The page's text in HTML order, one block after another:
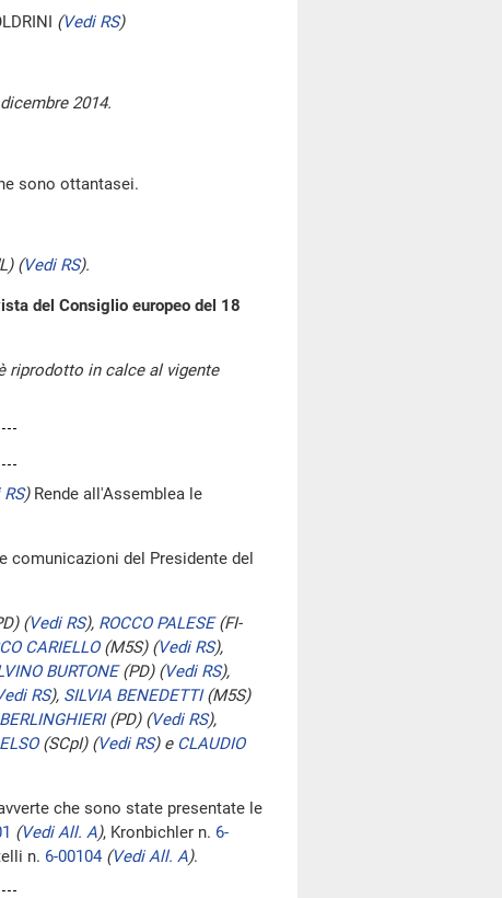
(Vedi RS)
2014.
sono ottantasei.
(Vedi RS).
del Consiglio europeo del 18
riprodotto in calce al vigente
)Rende all'Assemblea le
comunicazioni del Presidente del
(Vedi RS), ROCCO PALESE(FI-
CARIELLO(M5S) (Vedi RS),
BURTONE(PD) (Vedi RS),
RS), SILVIA BENEDETTI(M5S)
(PD) (Vedi RS),
(SCpI) (Vedi RS)e CLAUDIO
che sono state presentate le
(Vedi All. A), Kronbichler n. 6-
n. 6-00104 (Vedi All. A).